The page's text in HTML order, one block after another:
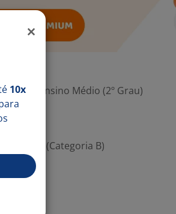
Ensino Médio (2º Grau)
dirigir (Categoria B)
10x